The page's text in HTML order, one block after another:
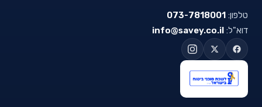
טלפון: 073-7818001
דוא"ל: info@savey.co.il